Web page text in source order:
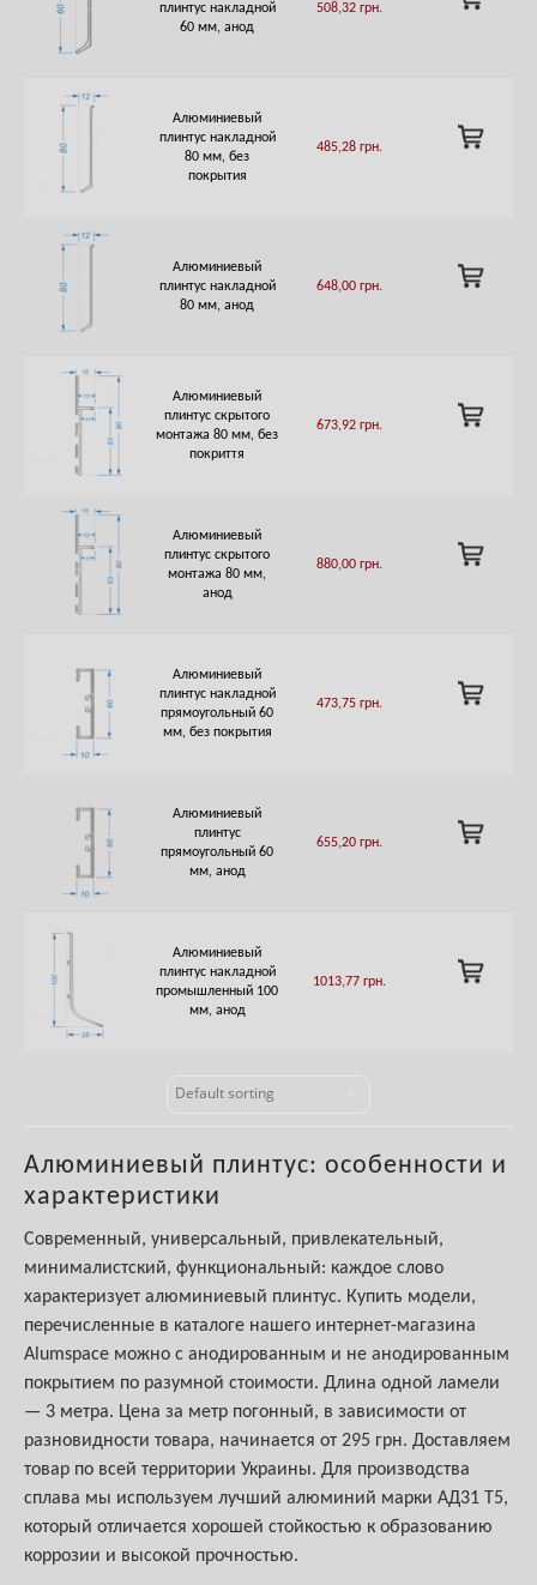
Алюминиевый плинтус: особенности и
характеристики
Современный, универсальный, привлекательный,
минималистский, функциональный: каждое слово
характеризует алюминиевый плинтус. Купить модели,
перечисленные в каталоге нашего интернет-магазина
Alumspace можно с анодированным и не анодированным
покрытием по разумной стоимости. Длина одной ламели
— 3 метра. Цена за метр погонный, в зависимости от
разновидности товара, начинается от 295 грн. Доставляем
товар по всей территории Украины. Для производства
сплава мы используем лучший алюминий марки АД31 Т5,
который отличается хорошей стойкостью к образованию
коррозии и высокой прочностью.
плинтус накладной
60 мм, анод
508,32 грн.
TO
Алюминиевый
плинтус накладной
80 мм, без
покрытия
485,28 грн.
ADD
TO
Алюминиевый
плинтус накладной
80 мм, анод
648,00 грн.
ADD
TO
Алюминиевый
плинтус скрытого
монтажа 80 мм, без
покриття
673,92 грн.
ADD
TO
Алюминиевый
плинтус скрытого
монтажа 80 мм,
анод
880,00 грн.
ADD
TO
Алюминиевый
плинтус накладной
прямоугольный 60
мм, без покрытия
473,75 грн.
ADD
TO
Алюминиевый
плинтус
прямоугольный 60
мм, анод
655,20 грн.
ADD
TO
Алюминиевый
плинтус накладной
промышленный 100
мм, анод
1013,77 грн.
ADD
TO